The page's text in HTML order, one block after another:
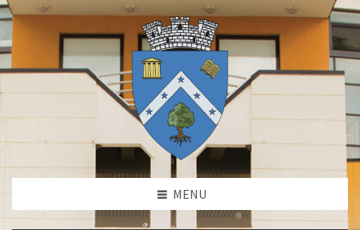
MENU